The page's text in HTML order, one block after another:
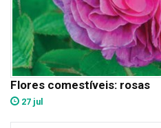
Flores comestíveis: rosas
27 jul